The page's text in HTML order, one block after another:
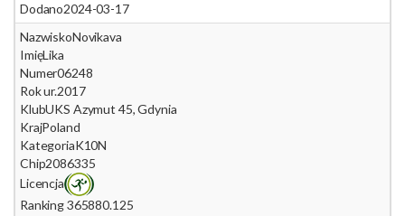
Dodano2024-03-17
NazwiskoNovikava
ImięLika
Numer06248
Rok ur.2017
KlubUKS Azymut 45, Gdynia
KrajPoland
KategoriaK10N
Chip2086335
Licencja
Ranking 365880.125